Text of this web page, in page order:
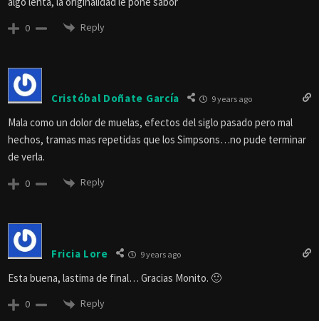
0 Reply
Cristóbal Doñate García 9 years ago
Mala como un dolor de muelas, efectos del siglo pasado pero mal
hechos, tramas mas repetidas que los Simpsons…no pude terminar
de verla.
0 Reply
Fricia Lore 9 years ago
Esta buena, lastima de final… Gracias Monito. 🙂
0 Reply